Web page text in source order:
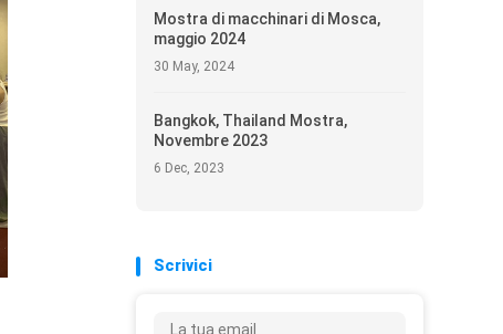
Mostra di macchinari di Mosca,
maggio 2024
30 May, 2024
Bangkok, Thailand Mostra,
Novembre 2023
6 Dec, 2023
Scrivici